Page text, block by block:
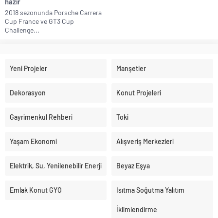
2018 sezonunda Porsche Carrera
Cup France ve GT3 Cup
Challenge...
Yeni Projeler Manşetler
Dekorasyon Konut Projeleri
Gayrimenkul Rehberi Toki
Yaşam Ekonomi Alışveriş Merkezleri
Elektrik, Su, Yenilenebilir Enerji Beyaz Eşya
Emlak Konut GYO Isıtma Soğutma Yalıtım
İklimlendirme